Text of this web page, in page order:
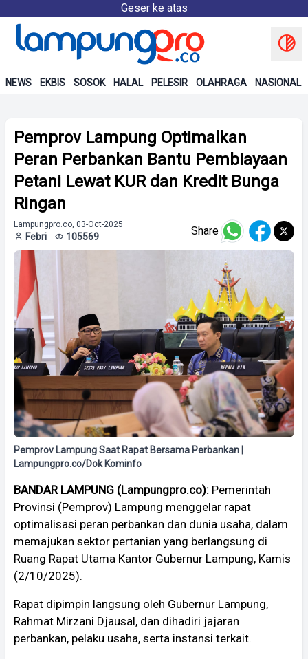
Geser ke atas
NEWS EKBIS SOSOK HALAL PELESIR OLAHRAGA NASIONAL
Pemprov Lampung Optimalkan
Peran Perbankan Bantu Pembiayaan
Petani Lewat KUR dan Kredit Bunga
Ringan
Lampungpro.co, 03-Oct-2025
Febri 105569 Share
Pemprov Lampung Saat Rapat Bersama Perbankan |
Lampungpro.co/Dok Kominfo
BANDAR LAMPUNG (Lampungpro.co): Pemerintah
Provinsi (Pemprov) Lampung menggelar rapat
optimalisasi peran perbankan dan dunia usaha, dalam
memajukan sektor pertanian yang berlangsung di
Ruang Rapat Utama Kantor Gubernur Lampung, Kamis
(2/10/2025).
Rapat dipimpin langsung oleh Gubernur Lampung,
Rahmat Mirzani Djausal, dan dihadiri jajaran
perbankan, pelaku usaha, serta instansi terkait.